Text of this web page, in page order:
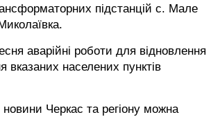
підстанцій с. Мале
аварійні роботи для відновлення
вказаних населених пунктів
новини Черкас та регіону можна